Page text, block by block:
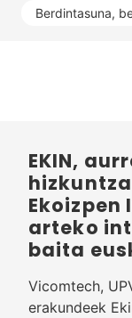
Berdintasuna,
EKIN,
arteko
baita
Vicomtech,
erakundeek